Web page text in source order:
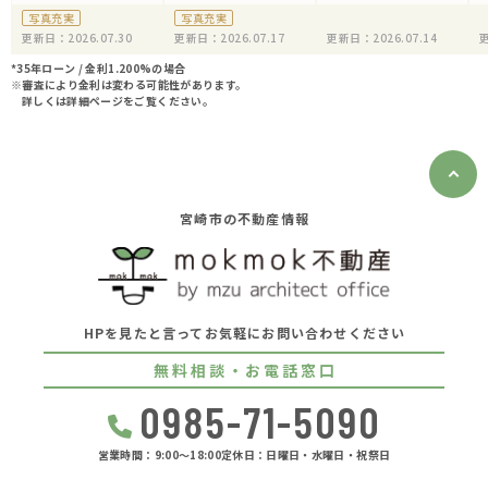
写真充実
更新日：2026.07.30
写真充実
更新日：2026.07.17
更新日：2026.07.14
*35年ローン / 金利1.200%の場合
※審査により金利は変わる可能性があります。
詳しくは詳細ページをご覧ください。
宮崎市の不動産情報
HPを見たと言ってお気軽にお問い合わせください
無料相談・お電話窓口
0985-71-5090
営業時間：9:00〜18:00定休日：日曜日・水曜日・祝祭日